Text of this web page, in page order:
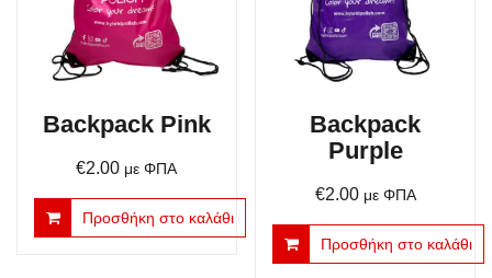
Backpack Pink
€2.00 με ΦΠΑ
Προσθήκη στο καλάθι
Backpack
Purple
€2.00 με ΦΠΑ
Προσθήκη στο καλάθι